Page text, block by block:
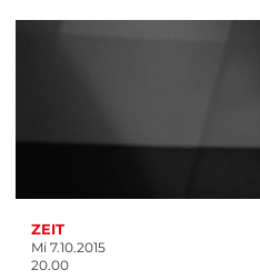
ZEIT
Mi 7.10.2015
20.00